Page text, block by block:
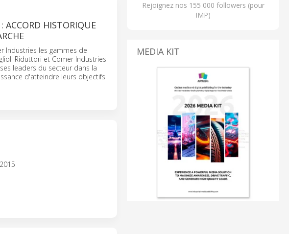
ACCORD HISTORIQUE
Industries les gammes de
Riduttori et Comer Industries
leaders du secteur dans la
d'atteindre leurs objectifs
Rejoignez nos 155 000 followers (pour
IMP)
MEDIA KIT